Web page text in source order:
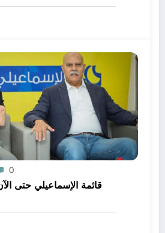
0
قائمة الإسماعيلي حتى